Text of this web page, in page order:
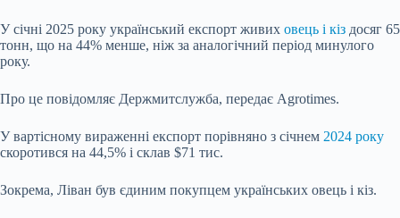
У січні 2025 року український експорт живих овець і кіз досяг 65
тонн, що на 44% менше, ніж за аналогічний період минулого
року.
Про це повідомляє Держмитслужба, передає Agrotimes.
У вартісному вираженні експорт порівняно з січнем 2024 року
скоротився на 44,5% і склав $71 тис.
Зокрема, Ліван був єдиним покупцем українських овець і кіз.